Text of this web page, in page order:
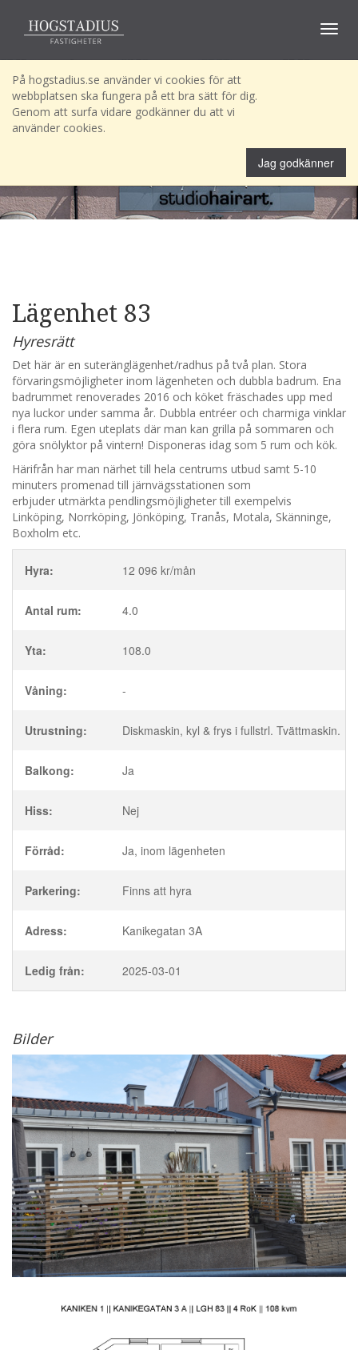
På hogstadius.se använder vi cookies för att
webbplatsen ska fungera på ett bra sätt för dig.
Genom att surfa vidare godkänner du att vi
använder cookies.
Jag godkänner
Toggle
Lägenhet 83
Hyresrätt
Det här är en suteränglägenhet/radhus på två plan. Stora
förvaringsmöjligheter inom lägenheten och dubbla badrum. Ena
badrummet renoverades 2016 och köket fräschades upp med
nya luckor under samma år. Dubbla entréer och charmiga vinklar
i flera rum. Egen uteplats där man kan grilla på sommaren och
göra snölyktor på vintern! Disponeras idag som 5 rum och kök.
Härifrån har man närhet till hela centrums utbud samt 5-10
minuters promenad till järnvägsstationen som
erbjuder utmärkta pendlingsmöjligheter till exempelvis
Linköping, Norrköping, Jönköping, Tranås, Motala, Skänninge,
Boxholm etc.
Hyra: 12 096 kr/mån
Antal rum: 4.0
Yta: 108.0
Våning: -
Utrustning: Diskmaskin, kyl & frys i fullstrl. Tvättmaskin.
Balkong: Ja
Hiss: Nej
Förråd: Ja, inom lägenheten
Parkering: Finns att hyra
Adress: Kanikegatan 3A
Ledig från: 2025-03-01
Bilder